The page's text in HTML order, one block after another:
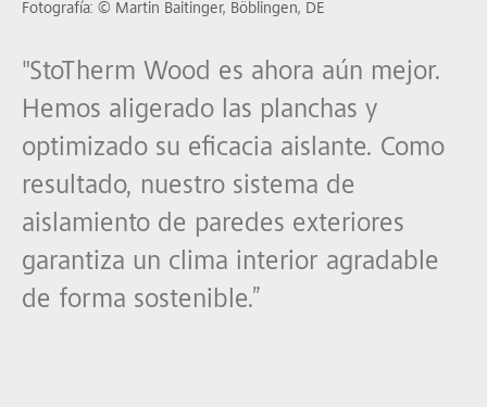
"StoTherm Wood es ahora aún mejor.
Hemos aligerado las planchas y
optimizado su eficacia aislante. Como
resultado, nuestro sistema de
aislamiento de paredes exteriores
garantiza un clima interior agradable
de forma sostenible.”
Fotografía: © Martin Baitinger, Böblingen, DE